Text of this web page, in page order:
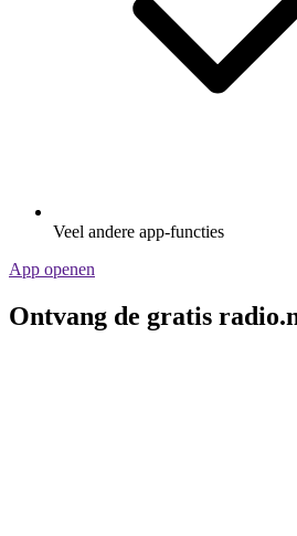
Veel andere app-functies
App openen
Ontvang de gratis